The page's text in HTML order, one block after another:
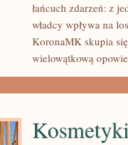
ROZBIORÓW
łańcuch zdarzeń: z
władcy wpływa na
KoronaMK skupia
wielowątkową